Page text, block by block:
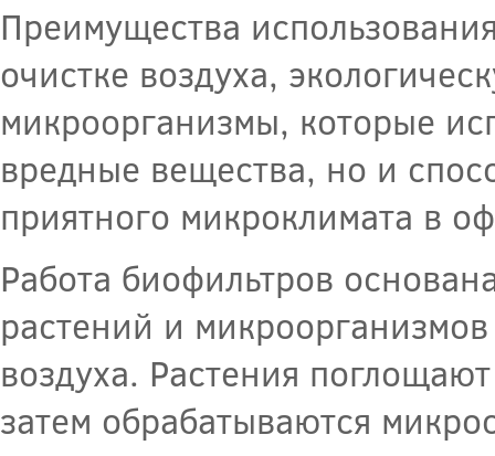
Преимущества
очистке воздуха,
микроорганизмы, которые
вредные вещества, но и
приятного микроклимата в
Работа биофильтров
растений и
воздуха. Растения
затем обрабатываются